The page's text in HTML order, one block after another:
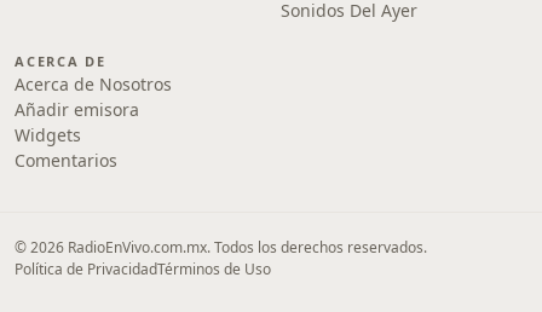
Sonidos Del Ayer
ACERCA DE
Acerca de Nosotros
Añadir emisora
Widgets
Comentarios
© 2026 RadioEnVivo.com.mx. Todos los derechos reservados.
Política de PrivacidadTérminos de Uso